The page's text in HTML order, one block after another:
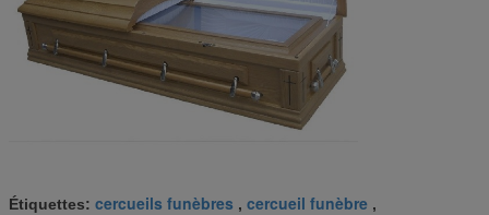
Étiquettes: cercueils funèbres , cercueil funèbre ,